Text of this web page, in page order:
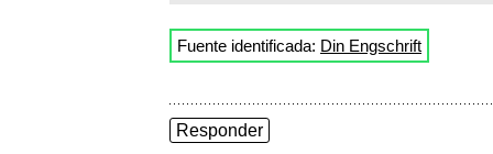
Fuente identificada: Din Engschrift
Responder